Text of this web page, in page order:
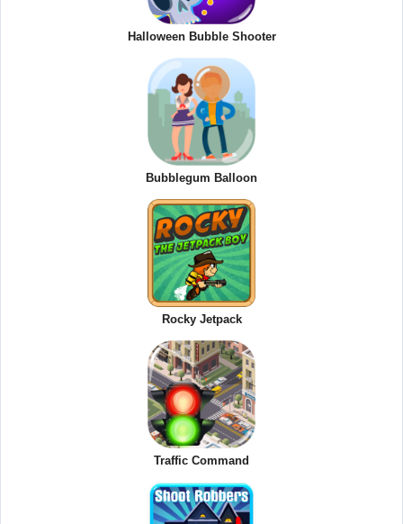
Halloween Bubble Shooter
Bubblegum Balloon
Rocky Jetpack
Traffic Command